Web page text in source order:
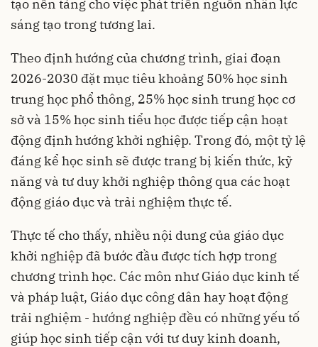
tạo nền tảng cho việc phát triển nguồn nhân lực
sáng tạo trong tương lai.
Theo định hướng của chương trình, giai đoạn
2026-2030 đặt mục tiêu khoảng 50% học sinh
trung học phổ thông, 25% học sinh trung học cơ
sở và 15% học sinh tiểu học được tiếp cận hoạt
động định hướng khởi nghiệp. Trong đó, một tỷ lệ
đáng kể học sinh sẽ được trang bị kiến thức, kỹ
năng và tư duy khởi nghiệp thông qua các hoạt
động giáo dục và trải nghiệm thực tế.
Thực tế cho thấy, nhiều nội dung của giáo dục
khởi nghiệp đã bước đầu được tích hợp trong
chương trình học. Các môn như Giáo dục kinh tế
và pháp luật, Giáo dục công dân hay hoạt động
trải nghiệm - hướng nghiệp đều có những yếu tố
giúp học sinh tiếp cận với tư duy kinh doanh,